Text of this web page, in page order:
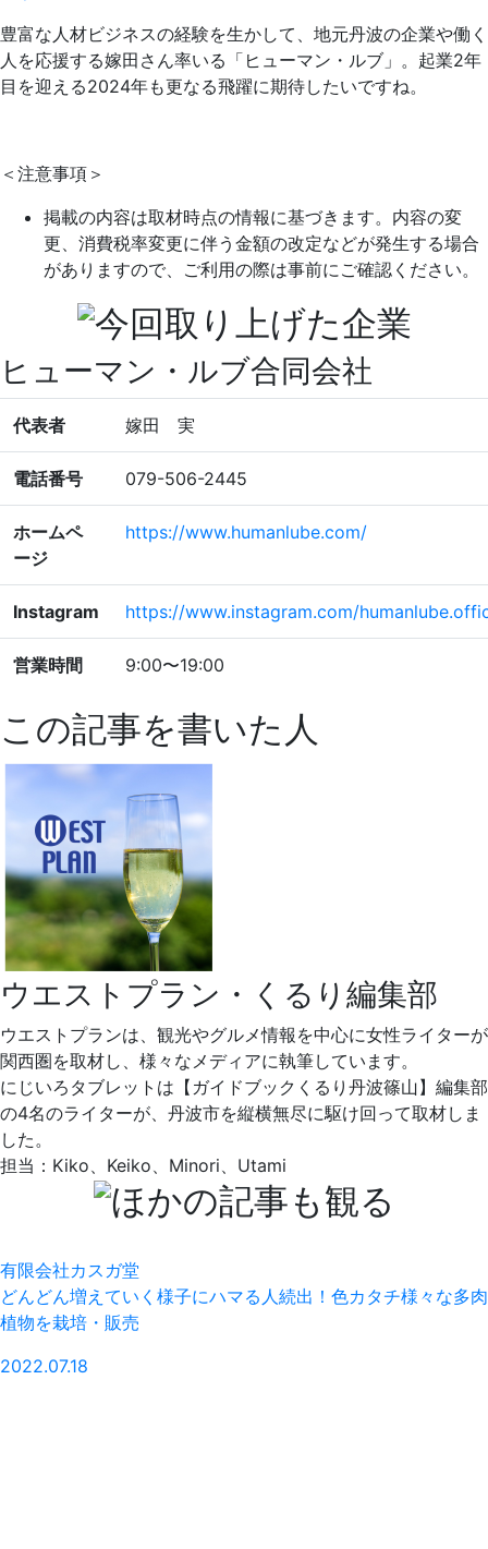
豊富な人材ビジネスの経験を生かして、地元丹波の企業や働く
人を応援する嫁田さん率いる「ヒューマン・ルブ」。起業2年
目を迎える2024年も更なる飛躍に期待したいですね。
＜注意事項＞
掲載の内容は取材時点の情報に基づきます。内容の変
更、消費税率変更に伴う金額の改定などが発生する場合
がありますので、ご利用の際は事前にご確認ください。
ヒューマン・ルブ合同会社
代表者 嫁田 実
電話番号 079-506-2445
ホームペ
ージ
https://www.humanlube.com/
Instagram https://www.instagram.com/
営業時間 9:00〜19:00
この記事を書いた人
ウエストプラン・くるり編集部
ウエストプランは、観光やグルメ情報を中心に女性ライターが
関西圏を取材し、様々なメディアに執筆しています。
にじいろタブレットは【ガイドブックくるり丹波篠山】編集部
の4名のライターが、丹波市を縦横無尽に駆け回って取材しま
した。
担当：Kiko、Keiko、Minori、Utami
有限会社カスガ堂
どんどん増えていく様子にハマる人続出！色カタチ様々な多肉
植物を栽培・販売
2022.07.18